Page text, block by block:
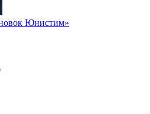
Юнистим»